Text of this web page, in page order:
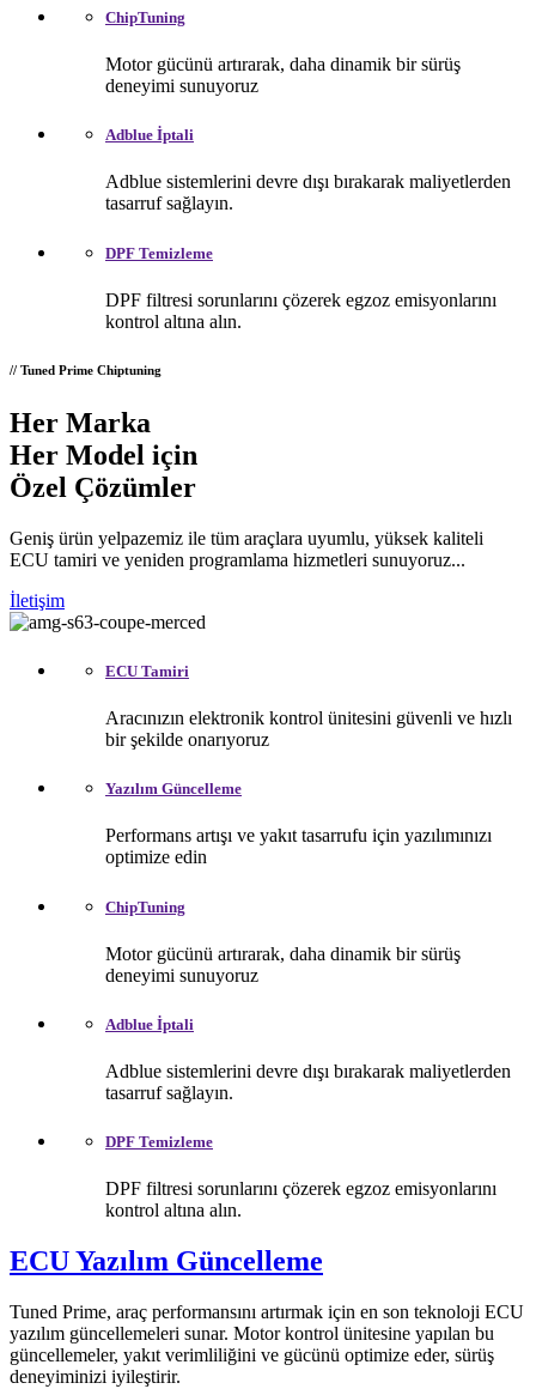
ChipTuning
Motor gücünü artırarak, daha dinamik bir sürüş
deneyimi sunuyoruz
Adblue İptali
Adblue sistemlerini devre dışı bırakarak maliyetlerden
tasarruf sağlayın.
DPF Temizleme
DPF filtresi sorunlarını çözerek egzoz emisyonlarını
kontrol altına alın.
// Tuned Prime Chiptuning
Her Marka
Her Model için
Özel Çözümler
Geniş ürün yelpazemiz ile tüm araçlara uyumlu, yüksek kaliteli
ECU tamiri ve yeniden programlama hizmetleri sunuyoruz...
İletişim
ECU Tamiri
Aracınızın elektronik kontrol ünitesini güvenli ve hızlı
bir şekilde onarıyoruz
Yazılım Güncelleme
Performans artışı ve yakıt tasarrufu için yazılımınızı
optimize edin
ChipTuning
Motor gücünü artırarak, daha dinamik bir sürüş
deneyimi sunuyoruz
Adblue İptali
Adblue sistemlerini devre dışı bırakarak maliyetlerden
tasarruf sağlayın.
DPF Temizleme
DPF filtresi sorunlarını çözerek egzoz emisyonlarını
kontrol altına alın.
ECU Yazılım Güncelleme
Tuned Prime, araç performansını artırmak için en son teknoloji ECU
yazılım güncellemeleri sunar. Motor kontrol ünitesine yapılan bu
güncellemeler, yakıt verimliliğini ve gücünü optimize eder, sürüş
deneyiminizi iyileştirir.